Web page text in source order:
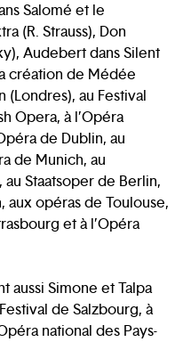
Salomé et le
(R. Strauss), Don
Audebert dans Silent
création de Médée
(Londres), au Festival
Opera, à l’Opéra
de Dublin, au
de Munich, au
Staatsoper de Berlin,
opéras de Toulouse,
et à l’Opéra
aussi Simone et Talpa
de Salzbourg, à
national des Pays-